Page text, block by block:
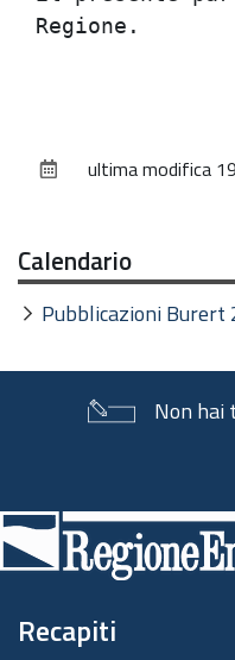
documentoultima modifica
Calendario
Pubblicazioni Burert
Non hai
di
pagina
Recapiti